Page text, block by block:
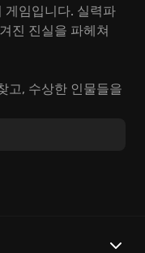
게임입니다. 실력파
진 진실을 파헤쳐
고, 수상한 인물들을
텐이라는 작은 마
사로잡을 것입니